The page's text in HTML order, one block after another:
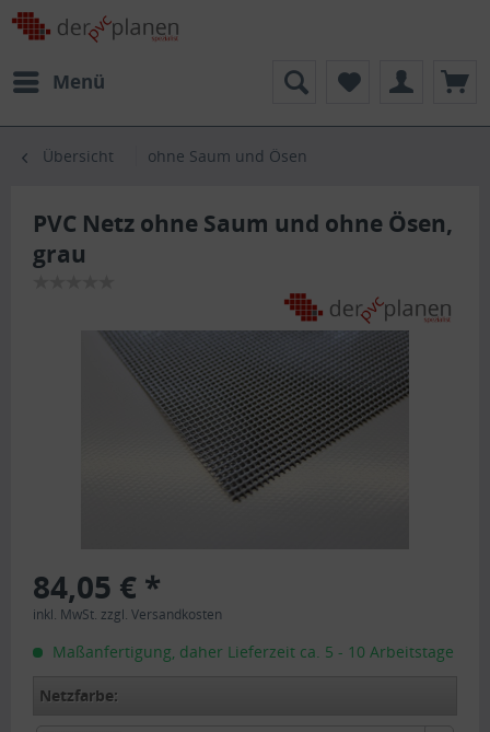
Menü
Übersicht ohne Saum und Ösen
PVC Netz ohne Saum und ohne Ösen,
grau
84,05 € *
inkl. MwSt. zzgl. Versandkosten
Maßanfertigung, daher Lieferzeit ca. 5 - 10 Arbeitstage
Netzfarbe: